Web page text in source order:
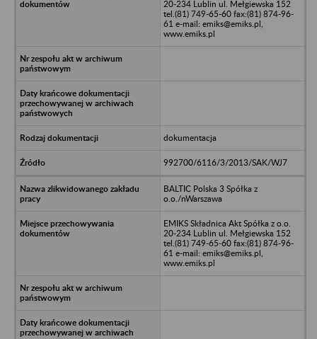
20-234 Lublin ul. Mełgiewska 152
tel.(81) 749-65-60 fax:(81) 874-96-
61 e-mail: emiks@emiks.pl,
www.emiks.pl
dokumentacja
992700/6116/3/2013/SAK/WJ7
BALTIC Polska 3 Spółka z
o.o./nWarszawa
EMIKS Składnica Akt Spółka z o.o.
20-234 Lublin ul. Mełgiewska 152
tel.(81) 749-65-60 fax:(81) 874-96-
61 e-mail: emiks@emiks.pl,
www.emiks.pl